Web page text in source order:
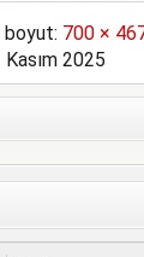
boyut: 700 ×
Kasım 2025